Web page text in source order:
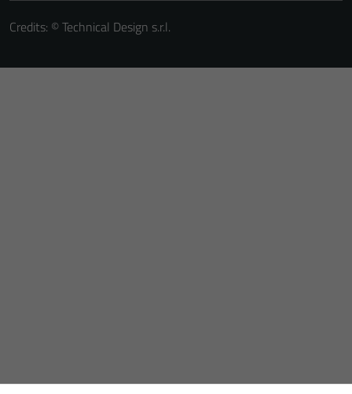
Credits: ©Technical Design s.r.l.